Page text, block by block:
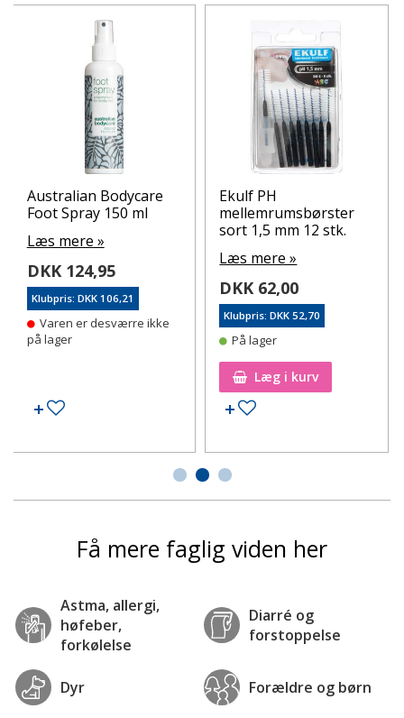
Australian Bodycare
Foot Spray 150 ml
Læs mere »
DKK 124,95
Klubpris: DKK 106,21
Varen er desværre ikke
på lager
Tilføj til ønskeseddel
Ekulf PH
mellemrumsbørster
sort 1,5 mm 12 stk.
Læs mere »
DKK 62,00
Klubpris: DKK 52,70
På lager
Læg i kurv
Tilføj til ønskeseddel
Få mere faglig viden her
Astma, allergi,
høfeber,
forkølelse
Diarré og
forstoppelse
Dyr Forældre og børn